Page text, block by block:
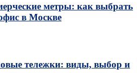
метры: как выбрать
в Москве
тележки: виды, выбор и